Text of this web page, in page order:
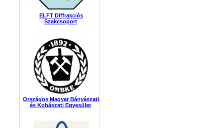
ELFT Diffrakciós
Szakcsoport
Országos Magyar Bányászati
és Kohászati Egyesület